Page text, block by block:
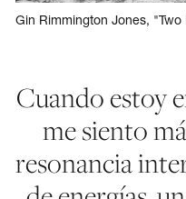
Gin Rimmington Jones, "Two
Cuando estoy
me siento
resonancia